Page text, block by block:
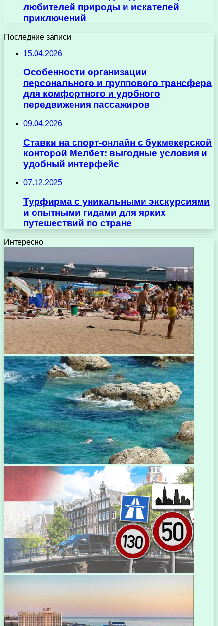
любителей природы и искателей
приключений
Последние записи
15.04.2026
Особенности организации
персонального и группового трансфера
для комфортного и удобного
передвижения пассажиров
09.04.2026
Ставки на спорт-онлайн с букмекерской
конторой Мелбет: выгодные условия и
удобный интерфейс
07.12.2025
Турфирма с уникальными экскурсиями
и опытными гидами для ярких
путешествий по стране
Интересно